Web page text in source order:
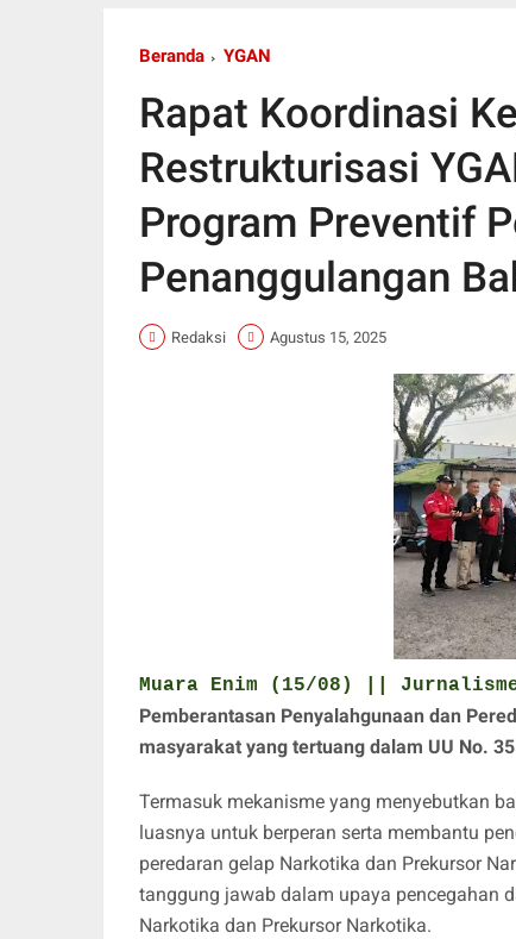
Beranda YGAN
Rapat Koordinasi
Restrukturisasi
Program Preventif
Penanggulangan
Redaksi Agustus 15, 2025
Muara Enim (15/08) ||
Pemberantasan Penyalahgunaan dan
masyarakat yang tertuang dalam UU No.
Termasuk mekanisme yang menyebutkan
luasnya untuk berperan serta membantu
peredaran gelap Narkotika dan Prekursor
tanggung jawab dalam upaya pencegahan
Narkotika dan Prekursor Narkotika.